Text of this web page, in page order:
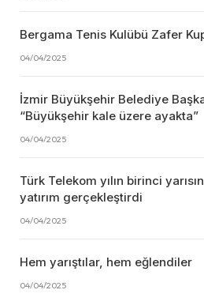
Bergama Tenis Kulübü Zafer
04/04/2025
İzmir Büyükşehir Belediye
“Büyükşehir kale üzere ayakta”
04/04/2025
Türk Telekom yılın birinci
yatırım gerçekleştirdi
04/04/2025
Hem yarıştılar, hem eğlendiler
04/04/2025